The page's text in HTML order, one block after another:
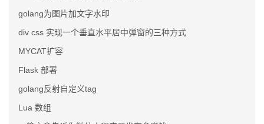
golang为图片加文字水印
div css 实现一个垂直水平居中弹窗的三种方式
MYCAT扩容
Flask 部署
golang反射自定义tag
Lua 数组